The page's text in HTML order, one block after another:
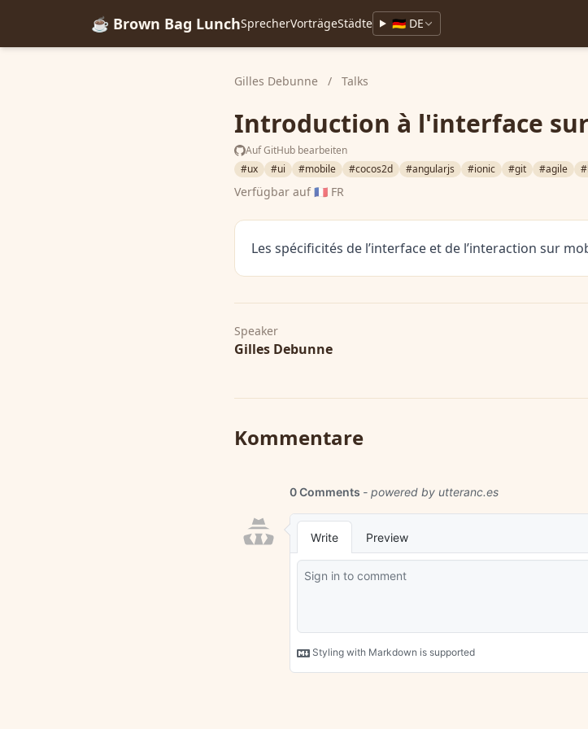
☕ Brown Bag LunchSprecherVorträgeStädte 🇩🇪 DE
Gilles Debunne / Talks
Introduction à l'interface
Auf GitHub bearbeiten
#ux
#ui #mobile #cocos2d #angularjs #ionic #git #agile
Verfügbar auf🇫🇷 FR
Les spécificités de l’interface et de l’interaction sur
Speaker
Gilles Debunne
Kommentare